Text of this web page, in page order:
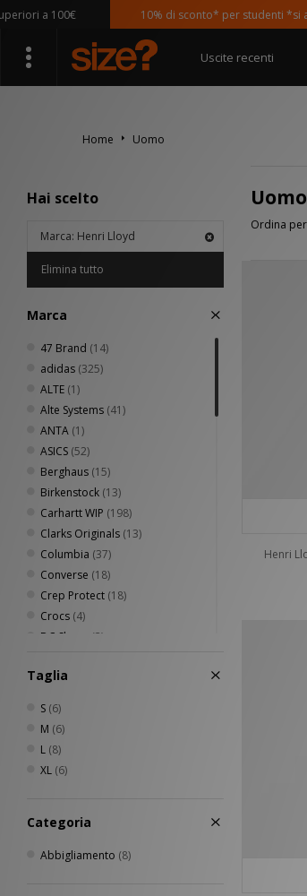
a 100€ 10% di sconto* per studenti *si
Uscite recenti
Home Uomo
Hai scelto
Marca: Henri Lloyd
Elimina tutto
Marca
47 Brand (14)
adidas (325)
ALTE (1)
Alte Systems (41)
ANTA (1)
ASICS (52)
Berghaus (15)
Birkenstock (13)
Carhartt WIP (198)
Clarks Originals (13)
Columbia (37)
Converse (18)
Crep Protect (18)
Crocs (4)
DC Shoes
(3)
Dickies
Fred Perry
Havaianas
Henri Lloyd
HOKA
Jason Markk
Keen(12)
Taglia
S (6)
M (6)
L (8)
XL (6)
Categoria
Abbigliamento (8)
Ordina per
Henri